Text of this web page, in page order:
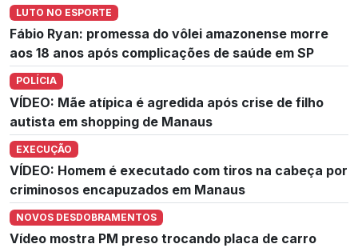
LUTO NO ESPORTE
Fábio Ryan: promessa do vôlei amazonense morre
aos 18 anos após complicações de saúde em SP
POLÍCIA
VÍDEO: Mãe atípica é agredida após crise de filho
autista em shopping de Manaus
EXECUÇÃO
VÍDEO: Homem é executado com tiros na cabeça por
criminosos encapuzados em Manaus
NOVOS DESDOBRAMENTOS
Vídeo mostra PM preso trocando placa de carro